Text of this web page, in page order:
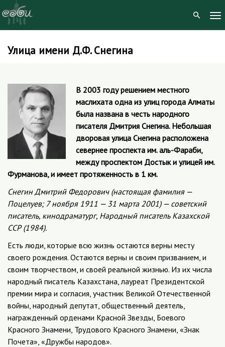
SkipУлица имени Д.Ф. Снегина
В 2003 году решением местного
маслихата одна из улиц города Алматы
была названа в честь народного
писателя Дмитрия Снегина. Небольшая
дворовая улица Снегина расположена
севернее проспекта им. аль-Фараби,
между проспектом Достык и улицей им.
Фурманова, и имеет протяженность в 1 км.
Снегин Дмитрий Федорович (настоящая фамилия —
Поцелуев; 7 ноября 1911 — 31 марта 2001) — советский
писатель, кинодраматург, Народный писатель Казахской
ССР (1984).
Есть люди, которые всю жизнь остаются верны месту
своего рождения. Остаются верны и своим призванием, и
своим творчеством, и своей реальной жизнью. Из их числа
народный писатель Казахстана, лауреат Президентской
премии мира и согласия, участник Великой Отечественной
войны, народный депутат, общественный деятель,
награжденный орденами Красной Звезды, Боевого
Красного Знамени, Трудового Красного Знамени, «Знак
Почета», «Дружбы народов».